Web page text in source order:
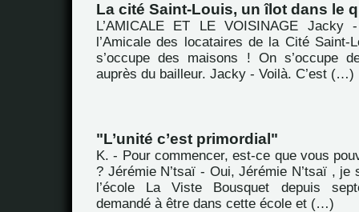
La cité Saint-Louis, un îlot dans le
L’AMICALE ET LE VOISINAGE Jacky
l’Amicale des locataires de la Cité Saint-
s’occupe des maisons ! On s’occupe
auprès du bailleur. Jacky - Voilà. C’est (…)
"L’unité c’est primordial"
K. - Pour commencer, est-ce que vous
? Jérémie N’tsaï - Oui, Jérémie N’tsaï , je
l’école La Viste Bousquet depuis
demandé à être dans cette école et (…)